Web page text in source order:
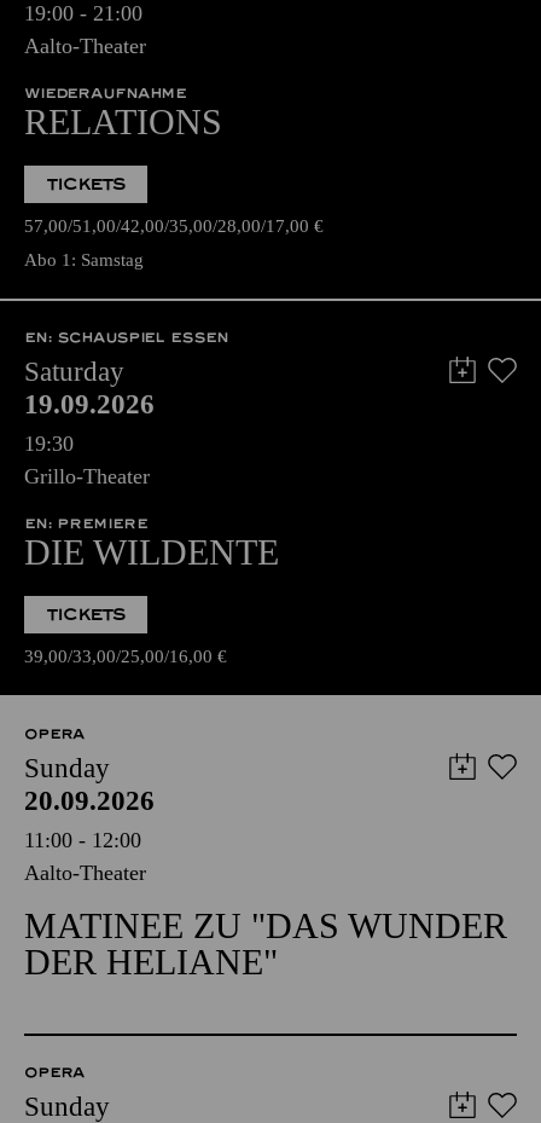
19:00 - 21:00
Aalto-Theater
WIEDERAUFNAHME
RELATIONS
TICKETS
57,00 51,00 42,00 35,00 28,00 17,00 €
Abo 1: Samstag
EN: SCHAUSPIEL ESSEN
Saturday
19.09.2026
19:30
Grillo-Theater
EN: PREMIERE
DIE WILDENTE
TICKETS
39,00 33,00 25,00 16,00 €
OPERA
Sunday
20.09.2026
11:00 - 12:00
Aalto-Theater
MATINEE ZU "DAS WUNDER
DER HELIANE"
OPERA
Sunday